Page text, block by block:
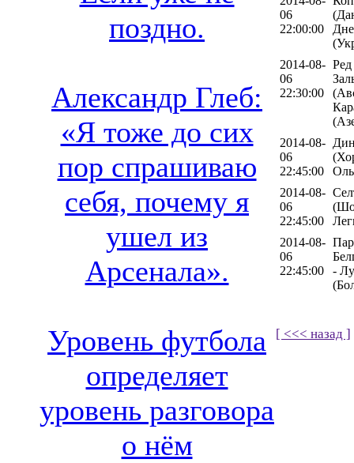
поздно.
Александр Глеб:
«Я тоже до сих
пор спрашиваю
себя, почему я
ушел из
Арсенала».
Уровень футбола
определяет
уровень разговора
о нём
06
22:00:00
2014-08-
06
22:30:00
Ред
2014-08-
06
22:45:00
2014-08-
06
22:45:00
2014-08-
06
22:45:00
-
[ <<< назад ]